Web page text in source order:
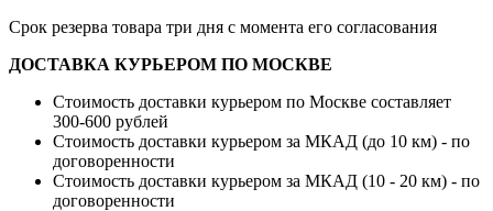
Срок резерва товара три дня с момента его согласования
ДОСТАВКА КУРЬЕРОМ ПО МОСКВЕ
Стоимость доставки курьером по Москве составляет
300-600 рублей
Стоимость доставки курьером за МКАД (до 10 км) - по
договоренности
Стоимость доставки курьером за МКАД (10 - 20 км) - по
договоренности